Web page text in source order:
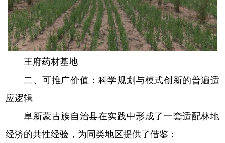
王府药材基地
二、可推广价值：科学规划与模式创新的普遍适
应逻辑
阜新蒙古族自治县在实践中形成了一套适配林地
经济的共性经验，为同类地区提供了借鉴：